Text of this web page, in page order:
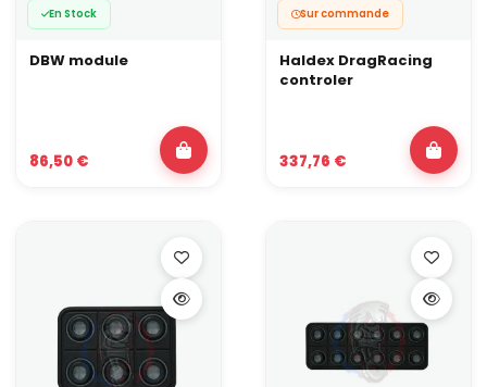
En Stock
DBW module
86,50 €
Sur commande
Haldex DragRacing
controler
337,76 €